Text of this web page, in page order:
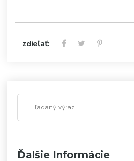
Ďalšie Informácie
zdieľať: